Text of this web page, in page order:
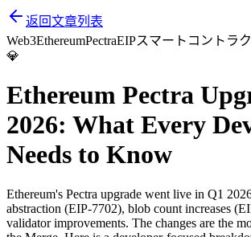
返回文章列表
Web3EthereumPectraEIPスマートコントラ
💎
Ethereum Pectra
2026: What Every
Needs to Know
Ethereum's Pectra upgrade went live in Q1
abstraction (EIP-7702), blob count increases
validator improvements. The changes are the